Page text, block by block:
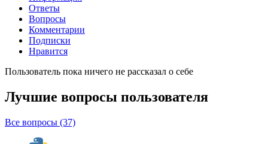
Ответы
Вопросы
Комментарии
Подписки
Нравится
Пользователь пока ничего не рассказал о себе
Лучшие вопросы пользователя
Все вопросы (37)